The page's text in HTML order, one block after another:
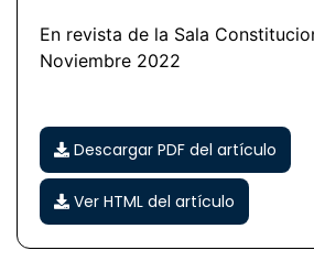
En revista de la Sala
Noviembre 2022
Descargar PDF del artículo
Ver HTML del artículo